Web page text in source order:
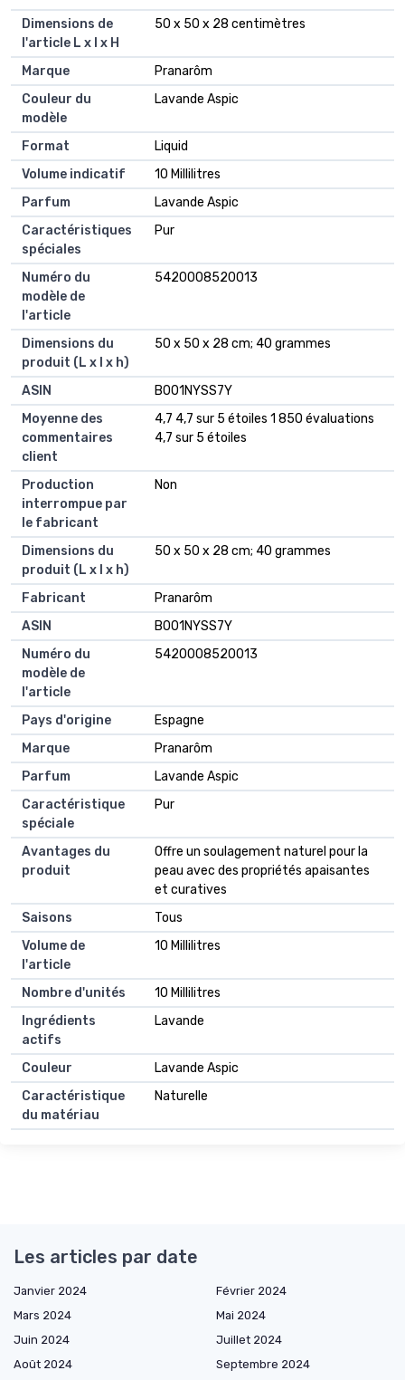
Dimensions de
l'article L x l x H
‎50 x 50 x 28 centimètres
Marque
‎Pranarôm
Couleur du
modèle
‎Lavande Aspic
Format
‎Liquid
Volume indicatif
‎10 Millilitres
Parfum
‎Lavande Aspic
Caractéristiques
spéciales
‎Pur
Numéro du
modèle de
l'article
‎5420008520013
Dimensions du
produit (L x l x h)
‎50 x 50 x 28 cm; 40 grammes
ASIN
‎B001NYSS7Y
Moyenne des
commentaires
client
4,7 4,7 sur 5 étoiles 1 850 évaluations
4,7 sur 5 étoiles
Production
interrompue par
le fabricant
Non
Dimensions du
produit (L x l x h)
50 x 50 x 28 cm; 40 grammes
Fabricant
Pranarôm
ASIN
B001NYSS7Y
Numéro du
modèle de
l'article
5420008520013
Pays d'origine
Espagne
Marque
Pranarôm
Parfum
Lavande Aspic
Caractéristique
spéciale
Pur
Avantages du
produit
Offre un soulagement naturel pour la
peau avec des propriétés apaisantes
et curatives
Saisons
Tous
Volume de
l'article
10 Millilitres
Nombre d'unités
10 Millilitres
Ingrédients
actifs
Lavande
Couleur
Lavande Aspic
Caractéristique
du matériau
Naturelle
Les articles par date
Janvier 2024
Février 2024
Mars 2024
Mai 2024
Juin 2024
Juillet 2024
Août 2024
Septembre 2024